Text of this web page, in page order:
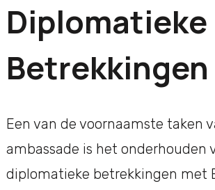
Diplomatieke
Betrekkingen
Een van de voornaamste taken
ambassade is het onderhouden
diplomatieke betrekkingen met